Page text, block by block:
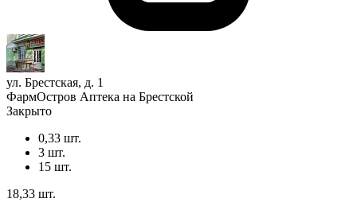
ул. Брестская, д. 1
ФармОстров Аптека на Брестской
Закрыто
0,33 шт.
3 шт.
15 шт.
18,33 шт.